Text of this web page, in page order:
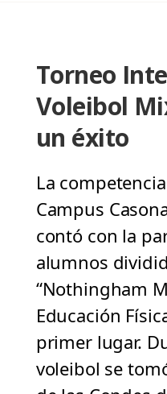
Torneo
Voleibol
un éxito
La
Campus
contó con la
alumnos
“Nothingham
Educación
primer lugar.
voleibol se